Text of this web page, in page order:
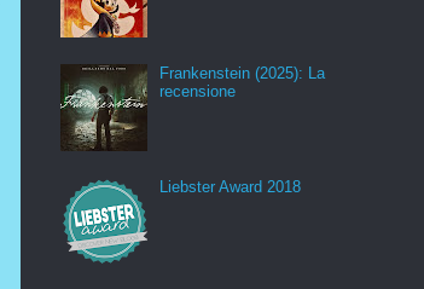
Frankenstein (2025): La
recensione
Liebster Award 2018